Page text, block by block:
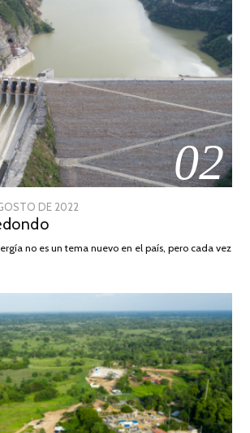
02
DE 2022
DE
no es un tema nuevo en el país, pero cada vez